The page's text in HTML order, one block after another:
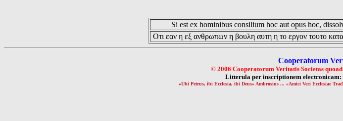
Si est ex hominibus consilium hoc aut opus hoc,
Οτι εαν η εξ ανθρωπων η βουλη αυτη η το εργον τουτο
Cooperatorum
© 2006 Cooperatorum Veritatis Societas
Litterula per inscriptionem
«Ubi Petrus, ibi Ecclesia, ibi Deus» Ambrosius ... «Amici Veri Ecclesiae